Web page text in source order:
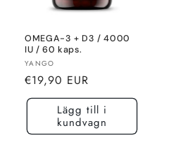
OMEGA-3 + D3 / 4000
IU / 60 kaps.
Säljare:
YANGO
Normalt
pris
€19,90 EUR
Lägg till i
kundvagn